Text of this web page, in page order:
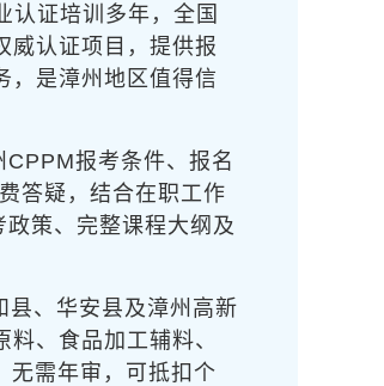
认证培训多年，全国
威认证项目，提供报
，是漳州地区值得信
报考条件、报名
答疑，结合在职工作
策、完整课程大纲及
县、华安县及漳州高新
、食品加工辅料、
无需年审，可抵扣个